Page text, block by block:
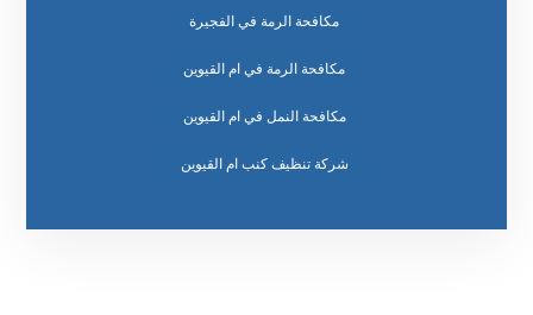
مكافحة الرمة في الفجيرة
مكافحة الرمة في ام القيوين
مكافحة النمل في ام القيوين